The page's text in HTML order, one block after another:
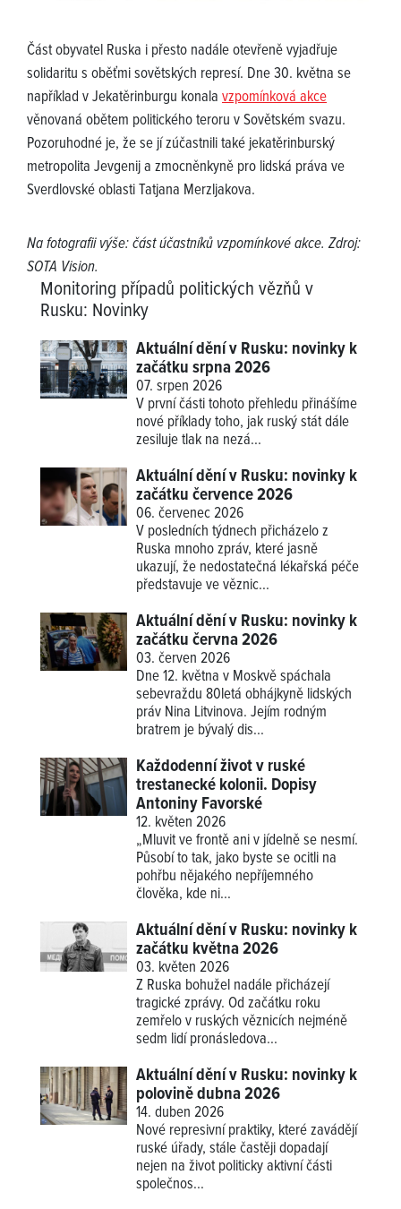
Část obyvatel Ruska i přesto nadále otevřeně vyjadřuje
solidaritu s oběťmi sovětských represí. Dne 30. května se
například v Jekatěrinburgu konala vzpomínková akce
věnovaná obětem politického teroru v Sovětském svazu.
Pozoruhodné je, že se jí zúčastnili také jekatěrinburský
metropolita Jevgenij a zmocněnkyně pro lidská práva ve
Sverdlovské oblasti Tatjana Merzljakova.
Na fotografii výše: část účastníků vzpomínkové akce. Zdroj:
SOTA Vision.
Monitoring případů politických vězňů v
Rusku: Novinky
Aktuální dění v Rusku: novinky k
začátku srpna 2026
07. srpen 2026
V první části tohoto přehledu přinášíme
nové příkladytoho, jak ruský stát dále
zesiluje tlak na nezá...
Aktuální dění v Rusku: novinky k
začátku července 2026
06. červenec 2026
V posledních týdnech přicházelo z
Ruska mnoho zpráv, které jasně
ukazují, že nedostatečná lékařská péče
představuje ve věznic...
Aktuální dění v Rusku: novinky k
začátku června 2026
03. červen 2026
Dne 12. května v Moskvě spáchala
sebevraždu 80letá obhájkyně lidských
práv Nina Litvinova. Jejím rodným
bratrem je bývalý dis...
Každodenní život v ruské
trestanecké kolonii. Dopisy
Antoniny Favorské
12. květen 2026
„Mluvit ve frontě ani v jídelně se nesmí.
Působí to tak, jako byste se ocitli na
pohřbu nějakého nepříjemného
člověka, kde ni...
Aktuální dění v Rusku: novinky k
začátku května 2026
03. květen 2026
Z Ruska bohužel nadále přicházejí
tragické zprávy. Od začátku roku
zemřelo v ruských věznicích nejméně
sedm lidí pronásledova...
Aktuální dění v Rusku: novinky k
polovině dubna 2026
14. duben 2026
Nové represivní praktiky, které zavádějí
ruské úřady, stále častěji dopadají
nejen na život politicky aktivní části
společnos...